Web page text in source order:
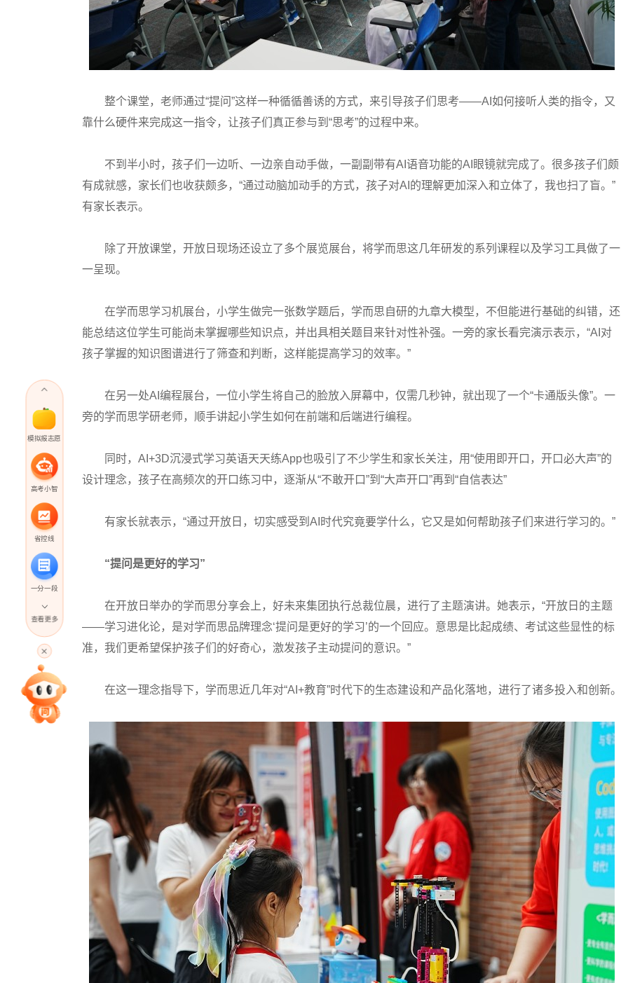
整个课堂，老师通过“提问”这样一种循循善诱的方式，来引导孩子们思考——AI如何接听人类的指令，又
靠什么硬件来完成这一指令，让孩子们真正参与到“思考”的过程中来。
不到半小时，孩子们一边听、一边亲自动手做，一副副带有AI语音功能的AI眼镜就完成了。很多孩子们颇
有成就感，家长们也收获颇多，“通过动脑加动手的方式，孩子对AI的理解更加深入和立体了，我也扫了盲。”
有家长表示。
除了开放课堂，开放日现场还设立了多个展览展台，将学而思这几年研发的系列课程以及学习工具做了一
一呈现。
在学而思学习机展台，小学生做完一张数学题后，学而思自研的九章大模型，不但能进行基础的纠错，还
能总结这位学生可能尚未掌握哪些知识点，并出具相关题目来针对性补强。一旁的家长看完演示表示，“AI对
孩子掌握的知识图谱进行了筛查和判断，这样能提高学习的效率。”
在另一处AI编程展台，一位小学生将自己的脸放入屏幕中，仅需几秒钟，就出现了一个“卡通版头像”。一
旁的学而思学研老师，顺手讲起小学生如何在前端和后端进行编程。
同时，AI+3D沉浸式学习英语天天练App也吸引了不少学生和家长关注，用“使用即开口，开口必大声”的
设计理念，孩子在高频次的开口练习中，逐渐从“不敢开口”到“大声开口”再到“自信表达”
有家长就表示，“通过开放日，切实感受到AI时代究竟要学什么，它又是如何帮助孩子们来进行学习的。”
“提问是更好的学习”
在开放日举办的学而思分享会上，好未来集团执行总裁位晨，进行了主题演讲。她表示，“开放日的主题
——学习进化论，是对学而思品牌理念‘提问是更好的学习’的一个回应。意思是比起成绩、考试这些显性的标
准，我们更希望保护孩子们的好奇心，激发孩子主动提问的意识。”
在这一理念指导下，学而思近几年对“AI+教育”时代下的生态建设和产品化落地，进行了诸多投入和创新。
模拟报志愿
高考小智
省控线
一分一段
高考直播
专家指导课
查看更多